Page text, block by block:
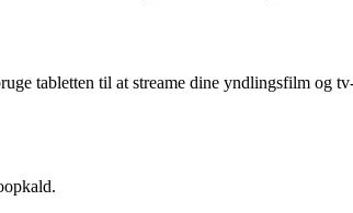
tabletten til at streame dine yndlingsfilm og